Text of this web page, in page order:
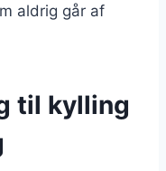
aldrig går af
til kylling